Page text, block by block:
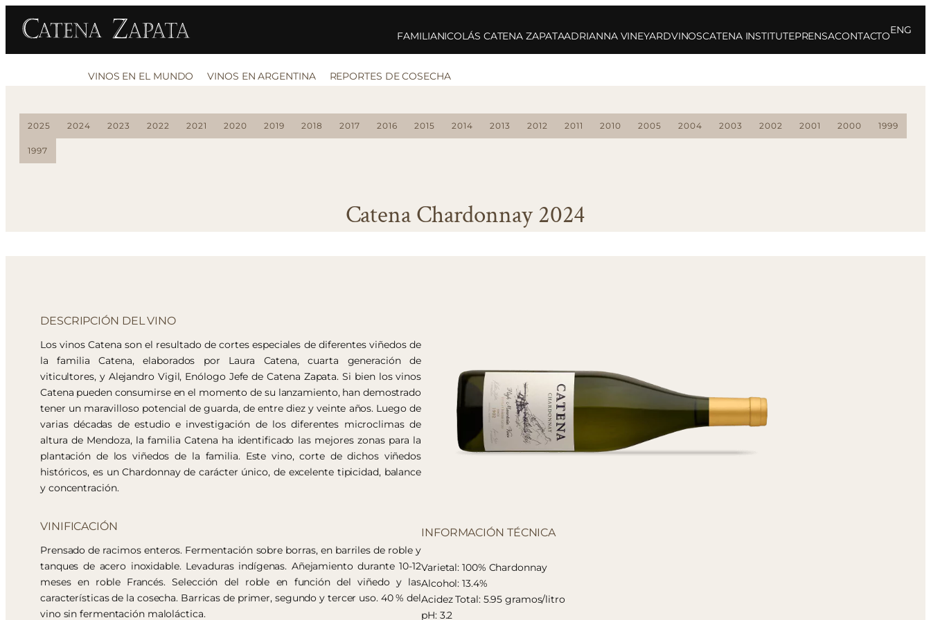
FAMILIANICOLÁS CATENA ZAPATAADRIANNA VINEYARDVINOSCATENA INSTITUTEPRENSACONTACTO
ENG
VINOS EN EL MUNDO VINOS EN ARGENTINA REPORTES DE COSECHA
2025 2024 2023 2022 2021 2020 2019 2018 2017 2016 2015 2014 2013 2012 2011 2010 2005 2004 2003 2002 2001 2000 1999
1997
Catena Chardonnay 2024
DESCRIPCIÓN DEL VINO
Los vinos Catena son el resultado de cortes especiales de diferentes viñedos de
la familia Catena, elaborados por Laura Catena, cuarta generación de
viticultores, y Alejandro Vigil, Enólogo Jefe de Catena Zapata. Si bien los vinos
Catena pueden consumirse en el momento de su lanzamiento, han demostrado
tener un maravilloso potencial de guarda, de entre diez y veinte años. Luego de
varias décadas de estudio e investigación de los diferentes microclimas de
altura de Mendoza, la familia Catena ha identificado las mejores zonas para la
plantación de los viñedos de la familia. Este vino, corte de dichos viñedos
históricos, es un Chardonnay de carácter único, de excelente tipicidad, balance
y concentración.
VINIFICACIÓN
Prensado de racimos enteros. Fermentación sobre borras, en barriles de roble y
tanques de acero inoxidable. Levaduras indígenas. Añejamiento durante 10-12
meses en roble Francés. Selección del roble en función del viñedo y las
características de la cosecha. Barricas de primer, segundo y tercer uso. 40 % del
vino sin fermentación maloláctica.
INFORMACIÓN TÉCNICA
Varietal: 100% Chardonnay
Alcohol: 13.4%
Acidez Total: 5.95 gramos/litro
pH: 3.2